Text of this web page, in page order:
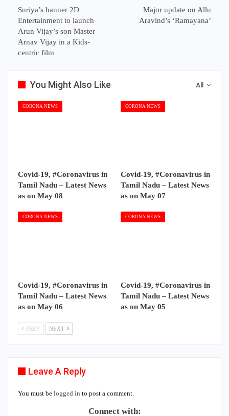
Suriya’s banner 2D
Entertainment to launch
Arun Vijay’s son Master
Arnav Vijay in a Kids-
centric film
Major update on Allu
Aravind’s ‘Ramayana’
All
You Might Also Like
CORONA NEWS
Covid-19, #Coronavirus in
Tamil Nadu – Latest News
as on May 08
CORONA NEWS
Covid-19, #Coronavirus in
Tamil Nadu – Latest News
as on May 07
CORONA NEWS
Covid-19, #Coronavirus in
Tamil Nadu – Latest News
as on May 06
CORONA NEWS
Covid-19, #Coronavirus in
Tamil Nadu – Latest News
as on May 05
PREV NEXT
Leave A Reply
You must be logged in to post a comment.
Connect with: